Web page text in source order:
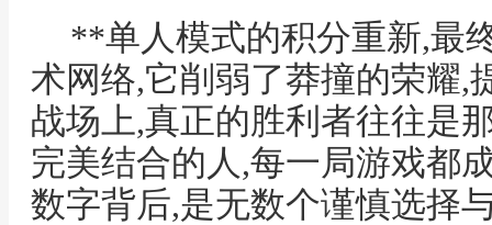
**单人模式的积分重新,最
术网络,它削弱了莽撞的荣耀,
战场上,真正的胜利者往往是
完美结合的人,每一局游戏都
数字背后,是无数个谨慎选择